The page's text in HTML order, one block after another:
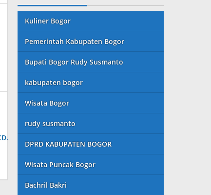
Kuliner Bogor
Pemerintah Kabupaten Bogor
Bupati Bogor Rudy Susmanto
kabupaten bogor
Wisata Bogor
rudy susmanto
DPRD KABUPATEN BOGOR
Wisata Puncak Bogor
Bachril Bakri